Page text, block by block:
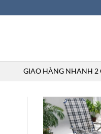
GIAO HÀNG NHANH 2